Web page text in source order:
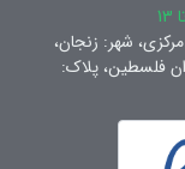
شهر: زنجان،
به میدان فلسطین، پلاک: